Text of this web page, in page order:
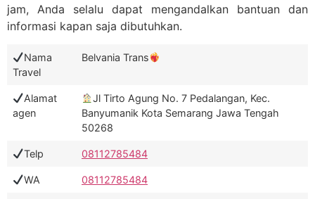
jam, Anda selalu dapat mengandalkan bantuan dan
informasi kapan saja dibutuhkan.
Nama
Travel
Belvania Trans
Alamat
agen
Jl Tirto Agung No. 7 Pedalangan, Kec.
Banyumanik Kota Semarang Jawa Tengah
50268
Telp 08112785484
WA 08112785484